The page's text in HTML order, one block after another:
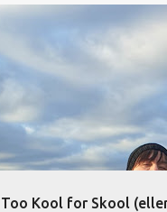
Too Kool for Skool